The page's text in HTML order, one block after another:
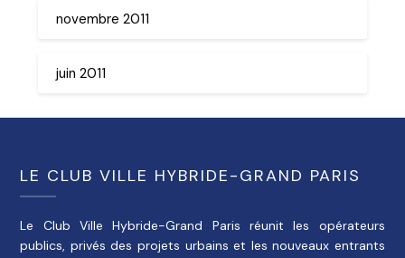
novembre 2011
juin 2011
LE CLUB VILLE HYBRIDE-GRAND PARIS
Le Club Ville Hybride-Grand Paris réunit les opérateurs
publics, privés des projets urbains et les nouveaux entrants